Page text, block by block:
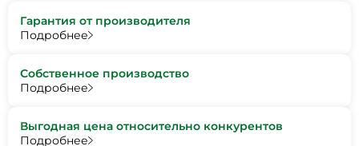
Гарантия от производителя
Подробнее
Собственное производство
Подробнее
Выгодная цена относительно конкурентов
Подробнее